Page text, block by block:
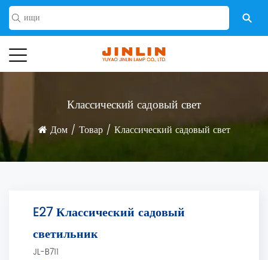
Классический садовый свет
Дом/ Товар/Классический садовый свет
E27 Классический садовый
светильник
JL-B711